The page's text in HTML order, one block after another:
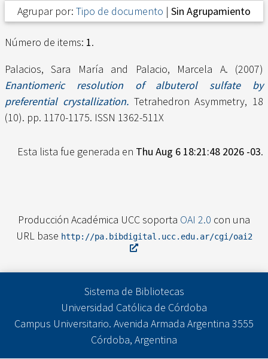
Agrupar por: Tipo de documento | Sin Agrupamiento
Número de items: 1.
Palacios, Sara María and Palacio, Marcela A. (2007)
Enantiomeric resolution of albuterol sulfate by
preferential crystallization.Tetrahedron Asymmetry, 18
(10). pp. 1170-1175. ISSN 1362-511X
Esta lista fue generada en Thu Aug 6 18:21:48 2026 -03.
Producción Académica UCC soporta OAI 2.0 con una
URL base http://pa.bibdigital.ucc.edu.ar/cgi/oai2
Sistema de Bibliotecas
Universidad Católica de Córdoba
Campus Universitario. Avenida Armada Argentina 3555
Córdoba, Argentina